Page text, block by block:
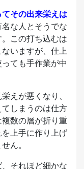
その出来栄えは
な人とそうでな
この打ち込むは
いますが、仕上
ても手作業が中
えが悪くなり、
しまうのは仕方
数の層が折り重
上手に作り上げ
ん。
それほど細かな